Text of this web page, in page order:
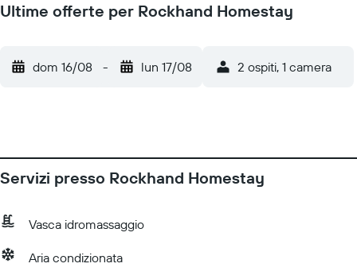
Ultime offerte per Rockhand Homestay
dom 16/08 - lun 17/08 2 ospiti, 1 camera
Servizi presso Rockhand Homestay
Vasca idromassaggio
Aria condizionata